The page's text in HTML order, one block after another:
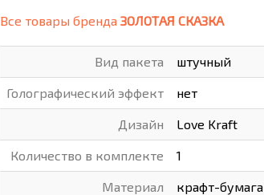
ХОЗТОВАРЫ
ЭЛЕКТРОТОВАРЫ И ОСВЕЩЕНИЕ
Все товары бренда ЗОЛОТАЯ СКАЗКА
Вид пакета штучный
Голографический эффект нет
Дизайн Love Kraft
Количество в комплекте 1
Материал крафт-бумага